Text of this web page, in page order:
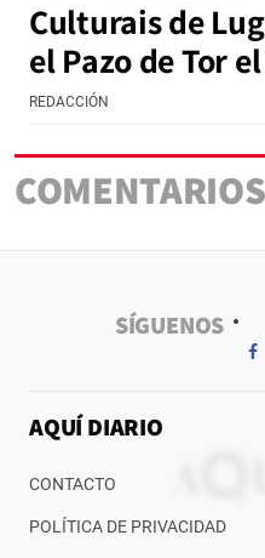
Culturais de
el Pazo de Tor
REDACCIÓN
COMENTARIOS
SÍGUENOS
AQUÍ DIARIO
CONTACTO
POLÍTICA DE PRIVACIDAD